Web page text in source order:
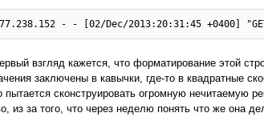
взгляд кажется, что форматирование этой
заключены в кавычки, где-то в квадратные
пытается сконструировать огромную нечитаемую
из за того, что через неделю понять что же она